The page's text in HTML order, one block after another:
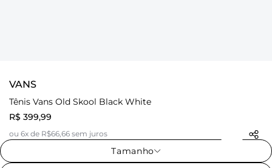
VANS
Tênis Vans Old Skool Black White
R$ 399,99
ou 6x de R$66,66 sem juros
Tamanho